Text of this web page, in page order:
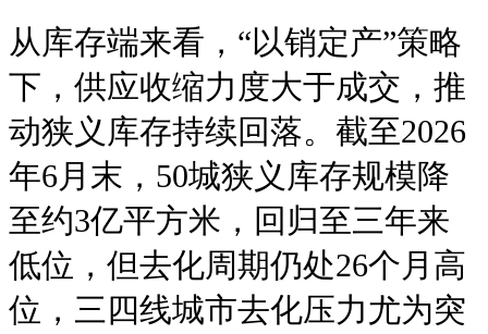
从库存端来看，“以销定产”策略
下，供应收缩力度大于成交，推
动狭义库存持续回落。截至2026
年6月末，50城狭义库存规模降
至约3亿平方米，回归至三年来
低位，但去化周期仍处26个月高
位，三四线城市去化压力尤为突